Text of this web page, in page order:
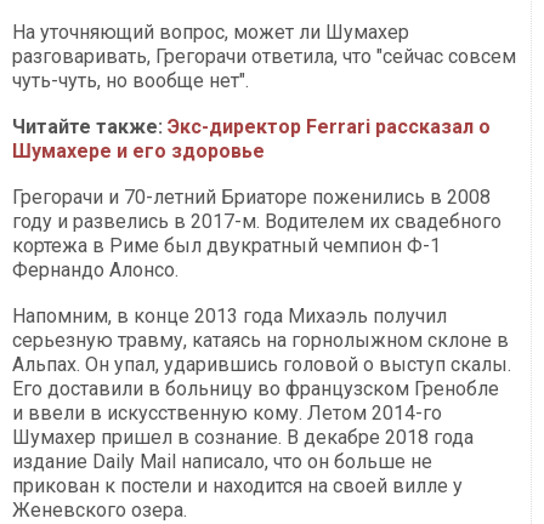
На уточняющий вопрос, может ли Шумахер
разговаривать, Грегорачи ответила, что "сейчас совсем
чуть-чуть, но вообще нет".
Читайте также: Экс-директор Ferrari рассказал о
Шумахере и его здоровье
Грегорачи и 70-летний Бриаторе поженились в 2008
году и развелись в 2017-м. Водителем их свадебного
кортежа в Риме был двукратный чемпион Ф-1
Фернандо Алонсо.
Напомним, в конце 2013 года Михаэль получил
серьезную травму, катаясь на горнолыжном склоне в
Альпах. Он упал, ударившись головой о выступ скалы.
Его доставили в больницу во французском Гренобле
и ввели в искусственную кому. Летом 2014-го
Шумахер пришел в сознание. В декабре 2018 года
издание Daily Mail написало, что он больше не
прикован к постели и находится на своей вилле у
Женевского озера.